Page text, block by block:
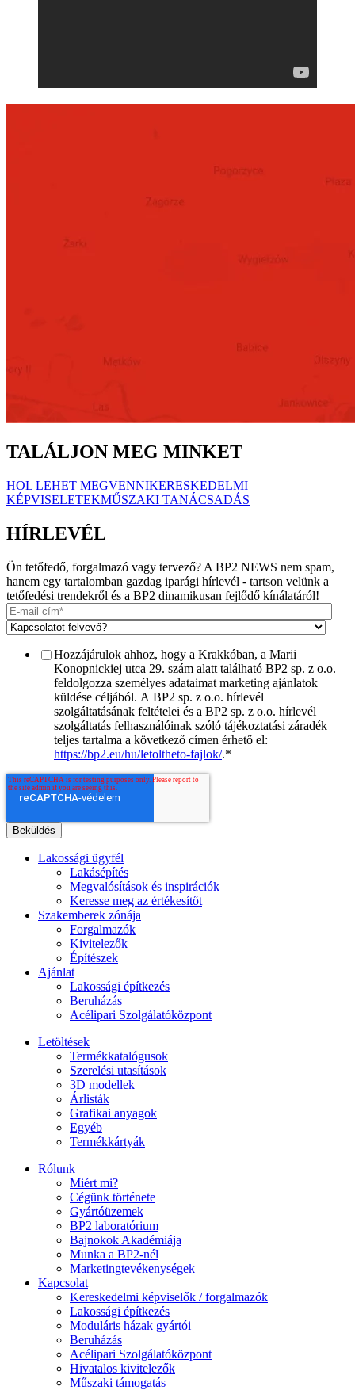
TALÁLJON MEG MINKET
HOL LEHET MEGVENNIKERESKEDELMI
KÉPVISELETEKMŰSZAKI TANÁCSADÁS
HÍRLEVÉL
Ön tetőfedő, forgalmazó vagy tervező? A BP2 NEWS nem spam,
hanem egy tartalomban gazdag iparági hírlevél - tartson velünk a
tetőfedési trendekről és a BP2 dinamikusan fejlődő kínálatáról!
Hozzájárulok ahhoz, hogy a Krakkóban, a Marii
Konopnickiej utca 29. szám alatt található BP2 sp. z o.o.
feldolgozza személyes adataimat marketing ajánlatok
küldése céljából. A BP2 sp. z o.o. hírlevél
szolgáltatásának feltételei és a BP2 sp. z o.o. hírlevél
szolgáltatás felhasználóinak szóló tájékoztatási záradék
teljes tartalma a következő címen érhető el:
https://bp2.eu/hu/letoltheto-fajlok/.*
Lakossági ügyfél
Lakásépítés
Megvalósítások és inspirációk
Keresse meg az értékesítőt
Szakemberek zónája
Forgalmazók
Kivitelezők
Építészek
Ajánlat
Lakossági építkezés
Beruházás
Acélipari Szolgálatóközpont
Letöltések
Termékkatalógusok
Szerelési utasítások
3D modellek
Árlisták
Grafikai anyagok
Egyéb
Termékkártyák
Rólunk
Miért mi?
Cégünk története
Gyártóüzemek
BP2 laboratórium
Bajnokok Akadémiája
Munka a BP2-nél
Marketingtevékenységek
Kapcsolat
Kereskedelmi képviselők / forgalmazók
Lakossági építkezés
Moduláris házak gyártói
Beruházás
Acélipari Szolgálatóközpont
Hivatalos kivitelezők
Műszaki támogatás